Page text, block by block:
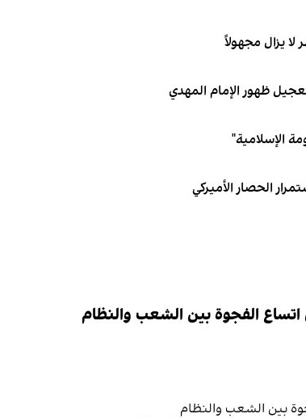
ظهور الإمام المهدي
الإسلامية"
الحصار الأميركي
الفجوة بين الشعب والنظام